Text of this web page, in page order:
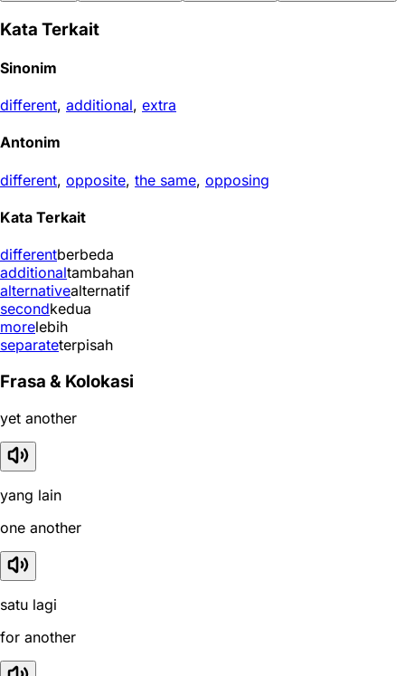
Kata Terkait
Sinonim
different, additional, extra
Antonim
different, opposite, the same, opposing
Kata Terkait
differentberbeda
additionaltambahan
alternativealternatif
secondkedua
morelebih
separateterpisah
Frasa & Kolokasi
yet another
yang lain
one another
satu lagi
for another